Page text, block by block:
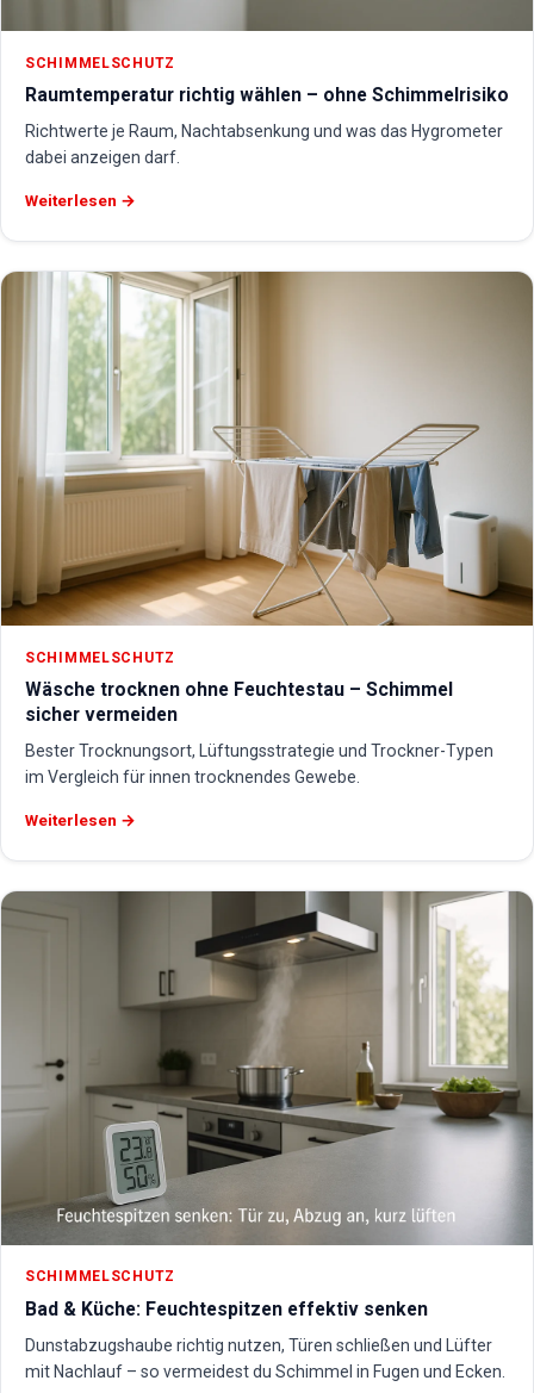
SCHIMMELSCHUTZ
Raumtemperatur richtig wählen – ohne Schimmelrisiko
Richtwerte je Raum, Nachtabsenkung und was das Hygrometer
dabei anzeigen darf.
Weiterlesen →
SCHIMMELSCHUTZ
Wäsche trocknen ohne Feuchtestau – Schimmel
sicher vermeiden
Bester Trocknungsort, Lüftungsstrategie und Trockner-Typen
im Vergleich für innen trocknendes Gewebe.
Weiterlesen →
SCHIMMELSCHUTZ
Bad & Küche: Feuchtespitzen effektiv senken
Dunstabzugshaube richtig nutzen, Türen schließen und Lüfter
mit Nachlauf – so vermeidest du Schimmel in Fugen und Ecken.